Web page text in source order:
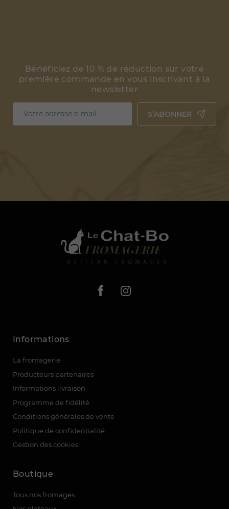
Bénéficiez de 10 % de réduction sur votre
première commande en vous inscrivant à la
newsletter
S’ABONNER
Informations
La fromagerie
Producteurs partenaires
Informations livraison
Programme de fidélité
Conditions générales de vente
Politique de confidentialité
Gestion des cookies
Boutique
Tous nos fromages